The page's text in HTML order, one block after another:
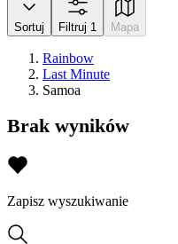
Sortuj Filtruj 1 Mapa
Rainbow
Last Minute
Samoa
Brak wyników
Zapisz wyszukiwanie